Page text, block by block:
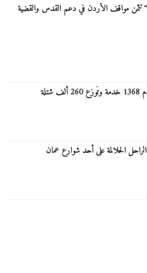
تثمن مواقف الأردن في دعم القدس والقضية
الحلالمة على أحد شوارع عمان